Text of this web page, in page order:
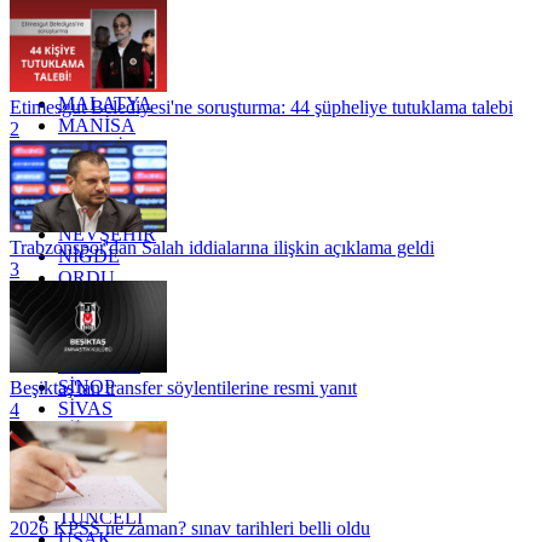
KOCAELİ
KONYA
KÜTAHYA
KİLİS
MALATYA
MANİSA
MARDİN
MERSİN
MUĞLA
MUŞ
NEVŞEHİR
NİĞDE
ORDU
OSMANİYE
RİZE
SAKARYA
SİNOP
SİVAS
SİİRT
TEKİRDAĞ
TOKAT
TRABZON
TUNCELİ
Etimesgut Belediyesi'ne soruşturma: 44 şüpheliye tutuklama talebi
2
Trabzonspor'dan Salah iddialarına ilişkin açıklama geldi
3
Beşiktaş'tan transfer söylentilerine resmi yanıt
4
2026 KPSS ne zaman? sınav tarihleri belli oldu